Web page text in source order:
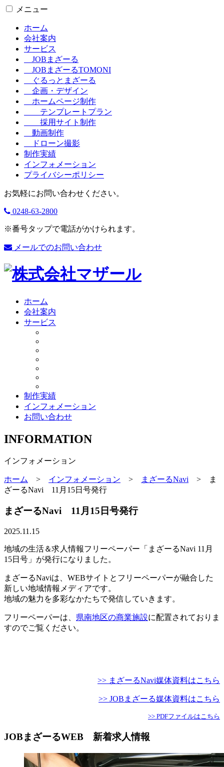
メニュー
ホーム
会社案内
サービス
JOBまざーる
JOBまざーるTOMONI
ぐるっとまざーる
企画・デザイン
ホームページ制作
テンプレートプラン
採用サイト制作
動画制作
ドローン撮影
制作実績
インフォメーション
プライバシーポリシー
お気軽にお問い合わせください。
0248-63-2800
※番号タップで電話がかけられます。
メールでのお問い合わせ
ホーム
会社案内
サービス
制作実績
インフォメーション
お問い合わせ
INFORMATION
インフォメーション
ホーム > インフォメーション > まざーるNavi >
ま
ざーるNavi 11月15日号発行
まざーるNavi 11月15日号発行
2025.11.15
地域の生活＆求人情報フリーペーパー「まざーるNavi 11月
15日号」が発行になりました。
まざーるNaviは、WEBサイトとフリーペーパーが融合した
新しい地域情報メディアです。
地域の魅力を多彩なかたちで発信していきます。
フリーペーパーは、 県南地区の商業施設に配置されておりま
すのでご覧ください。
>> まざーるNavi媒体資料はこちら
>> JOBまざーる媒体資料はこちら
>> PDFファイルはこちら
JOBまざーるWEB 新着求人情報